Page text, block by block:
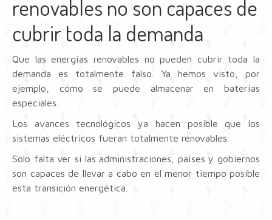
renovables no son capaces de
cubrir toda la demanda
Que las energías renovables no pueden cubrir toda la
demanda es totalmente falso. Ya hemos visto, por
ejemplo, cómo se puede almacenar en baterías
especiales.
Los avances tecnológicos ya hacen posible que los
sistemas eléctricos fueran totalmente renovables.
Solo falta ver si las administraciones, países y gobiernos
son capaces de llevar a cabo en el menor tiempo posible
esta transición energética.